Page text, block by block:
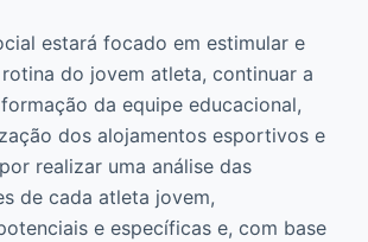
estará focado em estimular e
do jovem atleta, continuar a
da equipe educacional,
dos alojamentos esportivos e
realizar uma análise das
de cada atleta jovem,
e específicas e, com base